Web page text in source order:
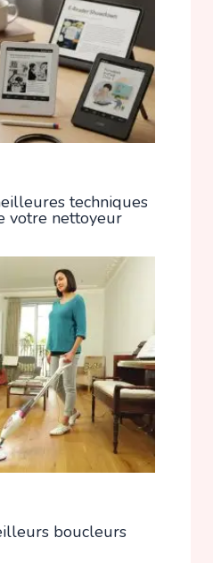
techniques
votre nettoyeur
boucleurs